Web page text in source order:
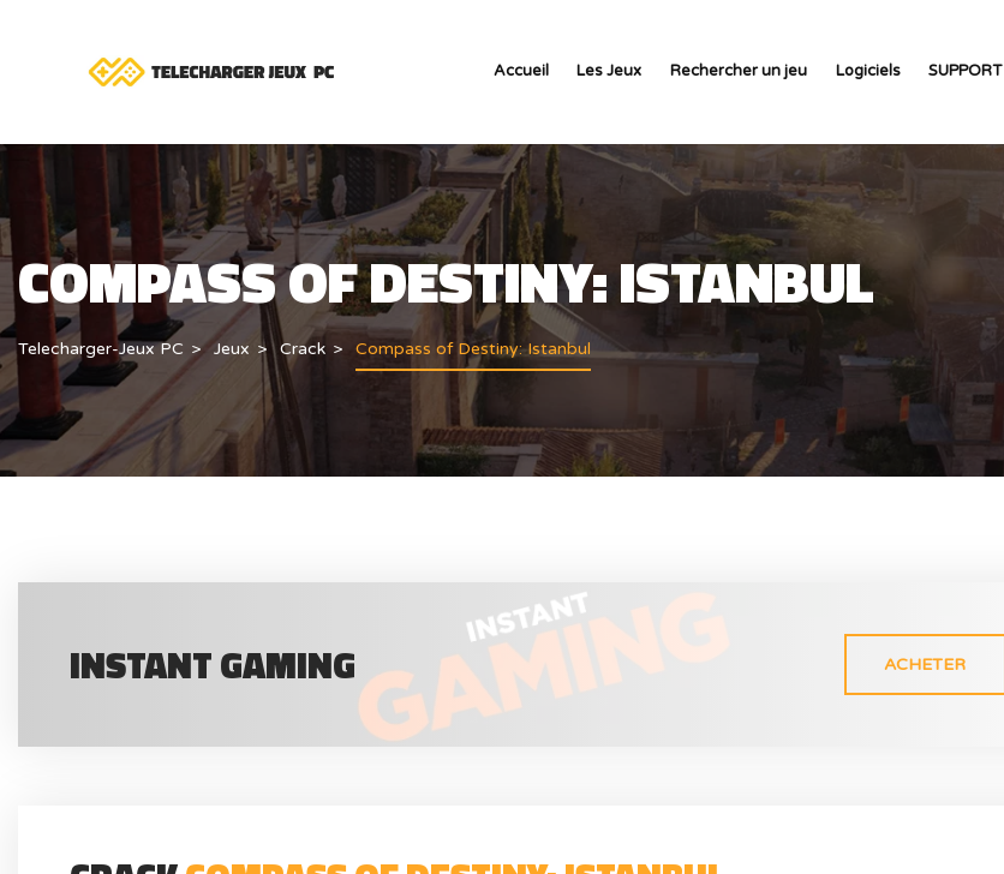
Accueil Les Jeux Rechercher un jeu Logiciels SUPPORT
COMPASS OF DESTINY: ISTANBUL
Telecharger-Jeux PC Jeux Crack Compass of Destiny: Istanbul
INSTANT GAMING ACHETER